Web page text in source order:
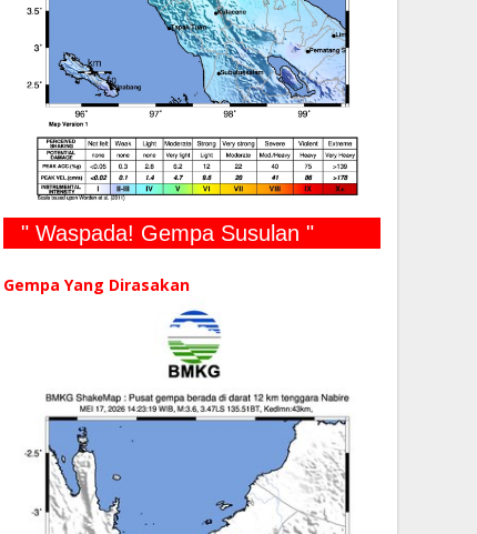
" Waspada! Gempa Susulan "
Gempa Yang Dirasakan